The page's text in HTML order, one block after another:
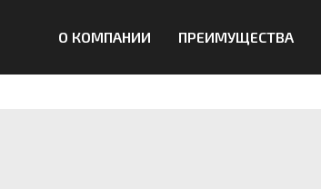
О КОМПАНИИ ПРЕИМУЩЕСТВА